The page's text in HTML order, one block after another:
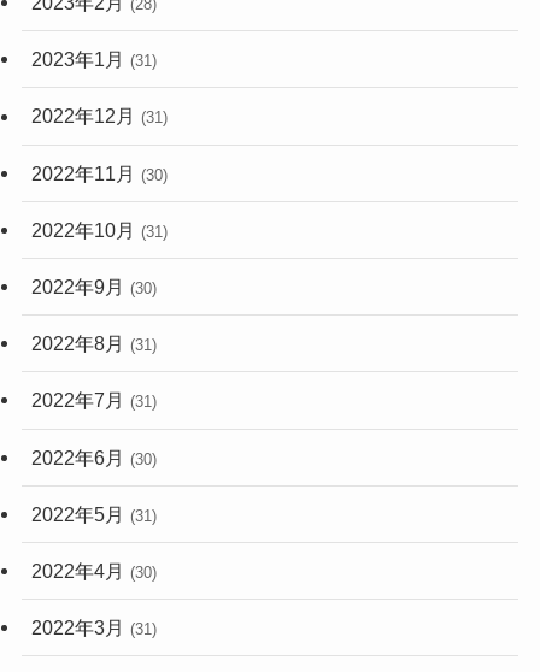
(28)
2023年1月 (31)
2022年12月 (31)
2022年11月 (30)
2022年10月 (31)
2022年9月 (30)
2022年8月 (31)
2022年7月 (31)
2022年6月 (30)
2022年5月 (31)
2022年4月 (30)
2022年3月 (31)